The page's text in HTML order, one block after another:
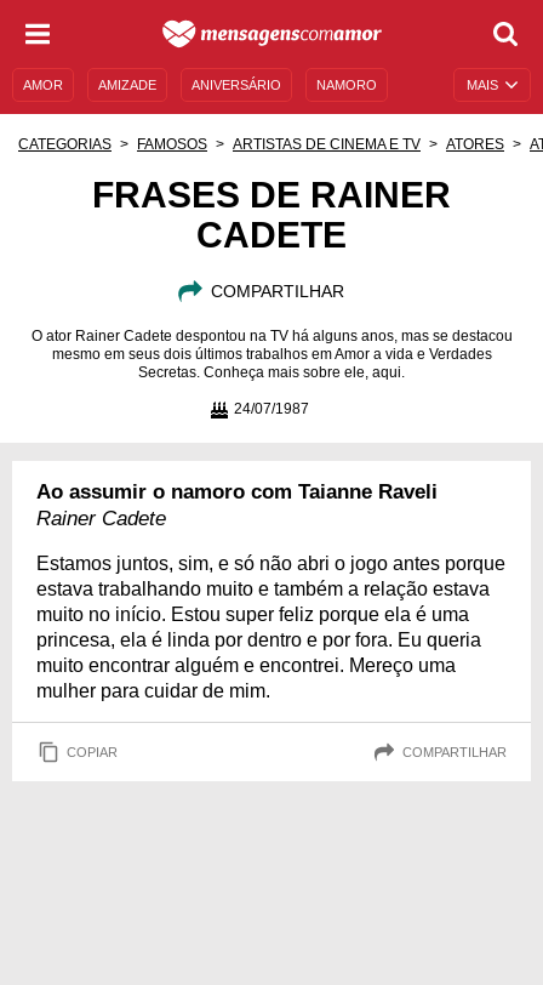
MAIS
AMOR AMIZADE ANIVERSÁRIO NAMORO
MENSAGENS DE ANIVERSÁRIO
CATEGORIAS FAMOSOS ARTISTAS DE CINEMA E TV ATORES
FRASES DE RAINER
CADETE
COMPARTILHAR
O ator Rainer Cadete despontou na TV há alguns anos, mas se destacou
mesmo em seus dois últimos trabalhos em Amor a vida e Verdades
Secretas. Conheça mais sobre ele, aqui.
24/07/1987
Ao assumir o namoro com Taianne Raveli
Rainer Cadete
Estamos juntos, sim, e só não abri o jogo antes porque
estava trabalhando muito e também a relação estava
muito no início. Estou super feliz porque ela é uma
princesa, ela é linda por dentro e por fora. Eu queria
muito encontrar alguém e encontrei. Mereço uma
mulher para cuidar de mim.
COPIAR COMPARTILHAR